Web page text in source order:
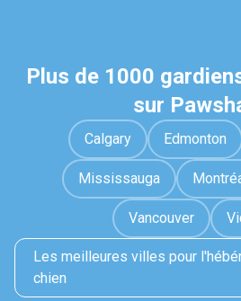
Plus de 1000
sur
Calgary Edmonton
Mississauga
Vancouver
Les meilleures villes pour
chien